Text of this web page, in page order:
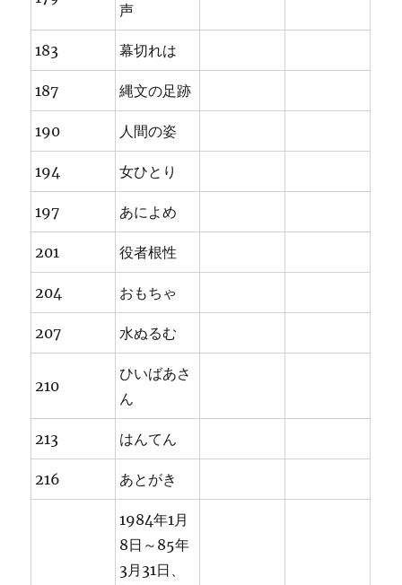
声
183 幕切れは
187 縄文の足跡
190 人間の姿
194 女ひとり
197 あによめ
201 役者根性
204 おもちゃ
207 水ぬるむ
210
ひいばあさ
ん
213 はんてん
216 あとがき
1984年1月
8日～85年
3月31日、